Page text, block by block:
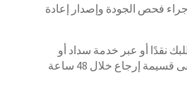
فحص الجودة وإصدار إعادة
نقدًا أو عبر خدمة سداد أو
بشكرنز، فسوف تتلقى قسيمة إرجاع خلال 48 ساعة